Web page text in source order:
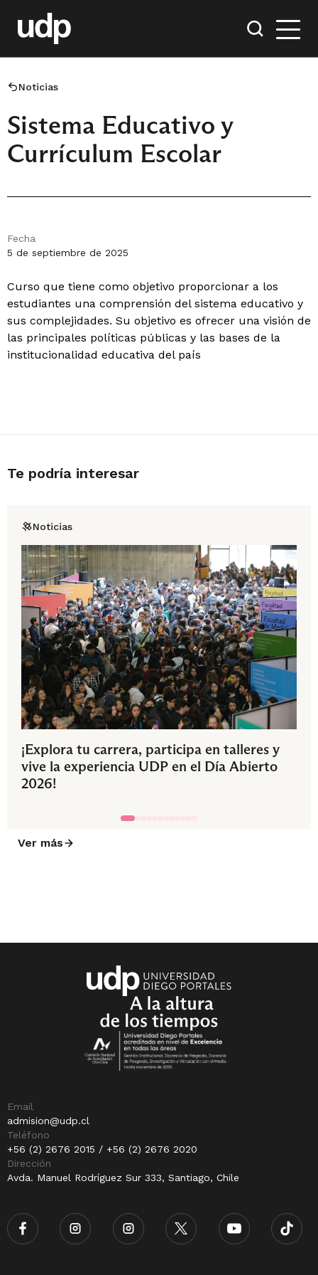
Noticias
Sistema Educativo y
Currículum Escolar
Fecha
5 de septiembre de 2025
Curso que tiene como objetivo proporcionar a los
estudiantes una comprensión del sistema educativo y
sus complejidades. Su objetivo es ofrecer una visión de
las principales políticas públicas y las bases de la
institucionalidad educativa del país
Te podría interesar
Noticias
¡Explora tu carrera, participa en talleres y
vive la experiencia UDP en el Día Abierto
2026!
Ver más
Email
admision@udp.cl
Teléfono
+56 (2) 2676 2015 / +56 (2) 2676 2020
Dirección
Avda. Manuel Rodríguez Sur 333, Santiago, Chile